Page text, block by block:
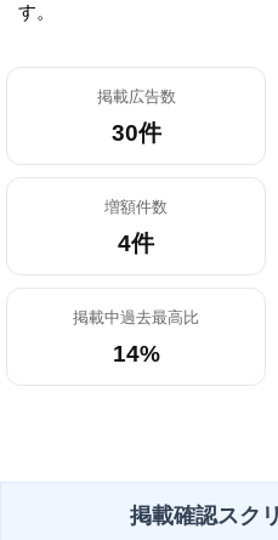
す。
掲載広告数
30件
増額件数
4件
掲載中過去最高比
14%
掲載確認スク